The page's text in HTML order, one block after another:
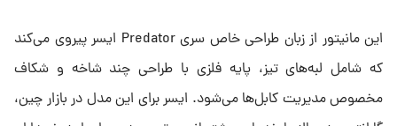
این مانیتور از زبان طراحی خاص سری Predator ایسر پیروی می‌کند
که شامل لبه‌های تیز، پایه‌ فلزی با طراحی چند شاخه و شکاف
مخصوص مدیریت کابل‌ها می‌شود. ایسر برای این مدل در بازار چین،